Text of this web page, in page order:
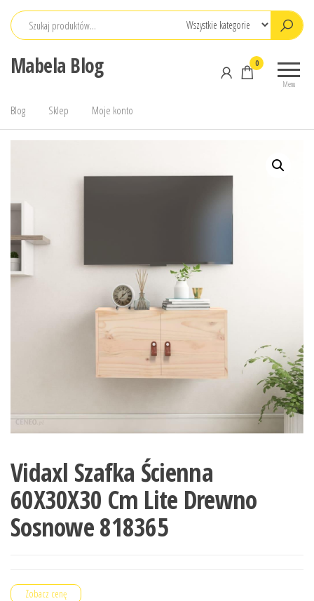
Przejdź
Mabela Blog
Menu
0
Blog Sklep Moje konto
Vidaxl Szafka Ścienna
60X30X30 Cm Lite Drewno
Sosnowe 818365
Zobacz cenę